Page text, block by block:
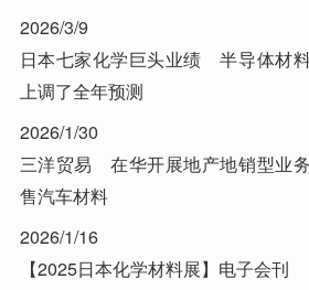
2026/3/9
日本七家化学巨头业绩 半导体材
上调了全年预测
2026/1/30
三洋贸易 在华开展地产地销型业
售汽车材料
2026/1/16
【2025日本化学材料展】电子会刊